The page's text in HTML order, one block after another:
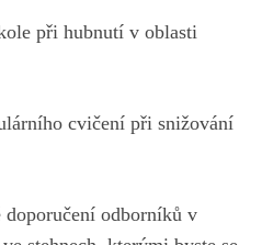
při hubnutí v oblasti
cvičení při snižování
doporučení odborníků v